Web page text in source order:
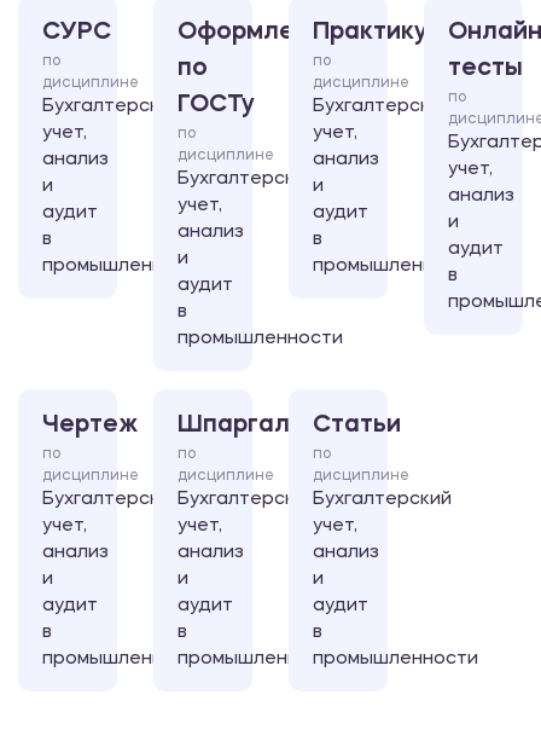
СУРС
по
дисциплине
Бухгалтерский
учет,
анализ
и
аудит
в
промышленности
Оформление
по
ГОСТу
по
дисциплине
Бухгалтерский
учет,
анализ
и
аудит
в
промышленности
Практикум
по
дисциплине
Бухгалтерский
учет,
анализ
и
аудит
в
промышленности
тесты
по
учет,
анализ
и
аудит
в
Чертеж
по
дисциплине
Бухгалтерский
учет,
анализ
и
аудит
в
промышленности
Шпаргалка
по
дисциплине
Бухгалтерский
учет,
анализ
и
аудит
в
промышленности
Статьи
по
дисциплине
Бухгалтерский
учет,
анализ
и
аудит
в
промышленности